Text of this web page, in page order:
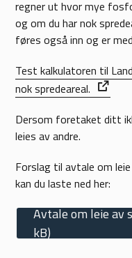
regner ut hvor mye
og om du har nok
føres også inn og er
Test kalkulatoren til
nok spredeareal.
Dersom foretaket ditt
leies av andre.
Forslag til avtale om
kan du laste ned her:
Avtale om leie av
kB)